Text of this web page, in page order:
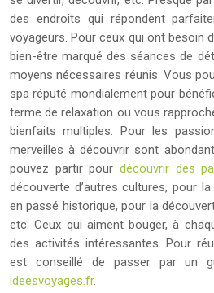
des endroits qui répondent
voyageurs. Pour ceux qui ont besoin
bien-être marqué des séances de
moyens nécessaires réunis. Vous
spa réputé mondialement pour
terme de relaxation ou vous
bienfaits multiples. Pour les
merveilles à découvrir sont
pouvez partir pour découvrir des
découverte d’autres cultures, pour
en passé historique, pour la
etc. Ceux qui aiment bouger, à
des activités intéressantes. Pour
est conseillé de passer par un
ideesvoyages.fr.